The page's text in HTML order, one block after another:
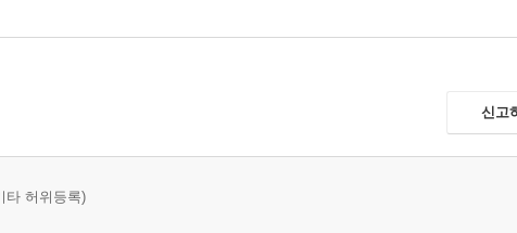
신고
타 허위등록)